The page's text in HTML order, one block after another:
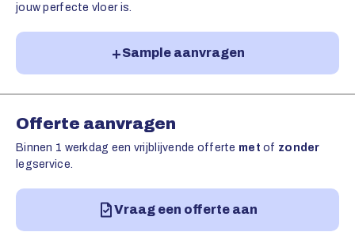
jouw perfecte vloer is.
Sample aanvragen
Offerte aanvragen
Binnen 1 werkdag een vrijblijvende offerte met of zonder
legservice.
Vraag een offerte aan